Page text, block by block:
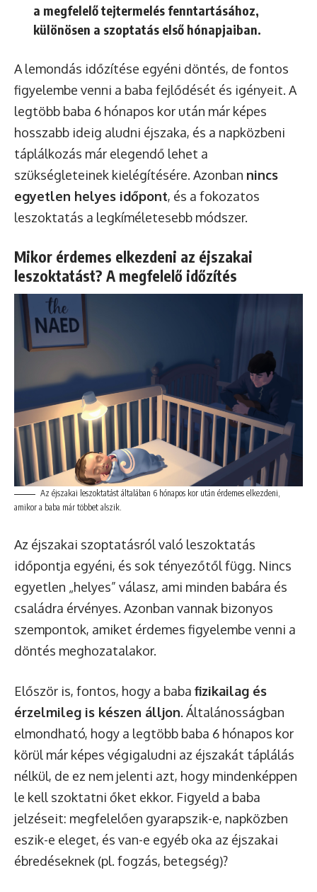
a megfelelő tejtermelés fenntartásához,
különösen a szoptatás első hónapjaiban.
A lemondás időzítése egyéni döntés, de fontos
figyelembe venni a baba fejlődését és igényeit. A
legtöbb baba 6 hónapos kor után már képes
hosszabb ideig aludni éjszaka, és a napközbeni
táplálkozás már elegendő lehet a
szükségleteinek kielégítésére. Azonban nincs
egyetlen helyes időpont, és a fokozatos
leszoktatás a legkíméletesebb módszer.
Mikor érdemes elkezdeni az éjszakai
leszoktatást? A megfelelő időzítés
Az éjszakai leszoktatást általában 6 hónapos kor után érdemes elkezdeni,
amikor a baba már többet alszik.
Az éjszakai szoptatásról való leszoktatás
időpontja egyéni, és sok tényezőtől függ. Nincs
egyetlen „helyes” válasz, ami minden babára és
családra érvényes. Azonban vannak bizonyos
szempontok, amiket érdemes figyelembe venni a
döntés meghozatalakor.
Először is, fontos, hogy a baba fizikailag és
érzelmileg is készen álljon. Általánosságban
elmondható, hogy a legtöbb baba 6 hónapos kor
körül már képes végigaludni az éjszakát táplálás
nélkül, de ez nem jelenti azt, hogy mindenképpen
le kell szoktatni őket ekkor. Figyeld a baba
jelzéseit: megfelelően gyarapszik-e, napközben
eszik-e eleget, és van-e egyéb oka az éjszakai
ébredéseknek (pl. fogzás, betegség)?